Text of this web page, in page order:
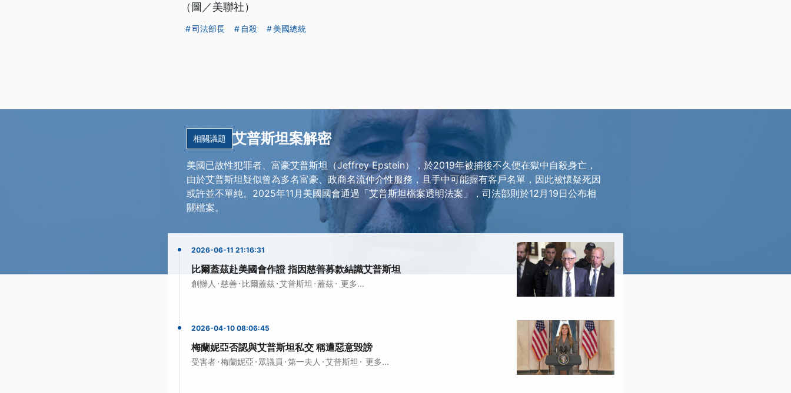
（圖／美聯社）
司法部長 自殺 美國總統
相關議題 艾普斯坦案解密
美國已故性犯罪者、富豪艾普斯坦（Jeffrey Epstein），於2019年被捕後不久便在獄中自殺身亡，
由於艾普斯坦疑似曾為多名富豪、政商名流仲介性服務，且手中可能握有客戶名單，因此被懷疑死因
或許並不單純。2025年11月美國國會通過「艾普斯坦檔案透明法案」，司法部則於12月19日公布相
關檔案。
2026-06-11 21:16:31
比爾蓋茲赴美國會作證 指因慈善募款結識艾普斯坦
創辦人 ·慈善· 比爾蓋茲·艾普斯坦 ·蓋茲· 更多...
2026-04-10 08:06:45
梅蘭妮亞否認與艾普斯坦私交 稱遭惡意毀謗
受害者·梅蘭妮亞 · 眾議員 ·第一夫人 ·艾普斯坦 · 更多...